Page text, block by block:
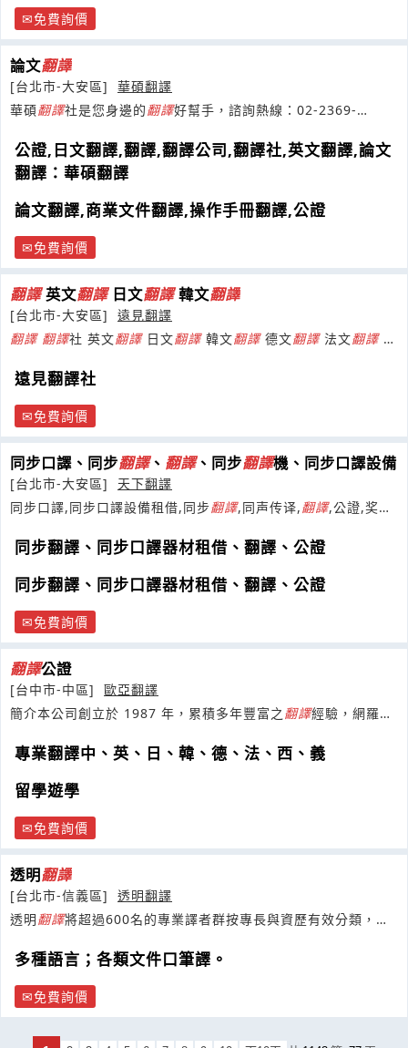
免費詢價
論文翻譯
[台北市-大安區]
華碩翻譯
華碩翻譯社是您身邊的翻譯好幫手，諮詢熱線：02-2369-
公證,日文翻譯,翻譯,翻譯公司,翻譯社,英文翻譯,論文
翻譯：華碩翻譯
論文翻譯,商業文件翻譯,操作手冊翻譯,公證
免費詢價
翻譯英文翻譯日文翻譯韓文翻譯
[台北市-大安區]
遠見翻譯
翻譯 翻譯社 英文翻譯日文翻譯韓文翻譯德文翻譯法文翻譯論
遠見翻譯社
免費詢價
同步口譯、同步翻譯、 翻譯、同步翻譯機、同步口譯設備
[台北市-大安區]
天下翻譯
同步口譯,同步口譯設備租借,同步翻譯,同声传译,翻譯,公證,奖励
同步翻譯、同步口譯器材租借、翻譯、公證
同步翻譯、同步口譯器材租借、翻譯、公證
免費詢價
翻譯公證
[台中市-中區]
歐亞翻譯
簡介本公司創立於 1987 年，累積多年豐富之 翻譯經驗，網羅精
專業翻譯中、英、日、韓、德、法、西、義
留學遊學
免費詢價
透明翻譯
[台北市-信義區]
透明翻譯
透明翻譯將超過600名的專業譯者群按專長與資歷有效分類，提
多種語言；各類文件口筆譯。
免費詢價